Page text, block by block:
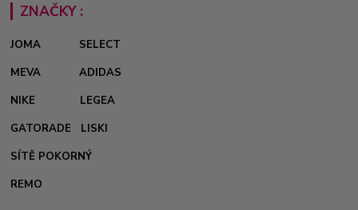
ZNAČKY :
JOMA
SELECT
MEVA
ADIDAS
NIKE
LEGEA
GATORADE
LISKI
SÍTĚ POKORNÝ
REMO